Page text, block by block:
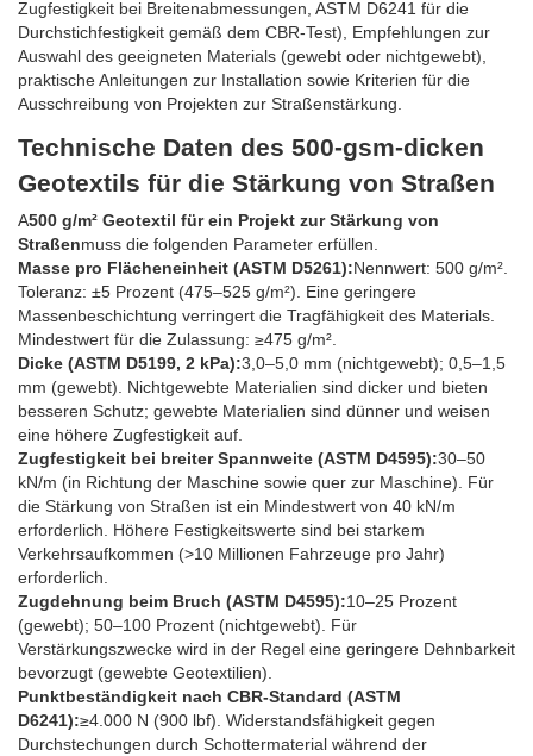
Zugfestigkeit bei Breitenabmessungen, ASTM D6241 für die
Durchstichfestigkeit gemäß dem CBR-Test), Empfehlungen zur
Auswahl des geeigneten Materials (gewebt oder nichtgewebt),
praktische Anleitungen zur Installation sowie Kriterien für die
Ausschreibung von Projekten zur Straßenstärkung.
Technische Daten des 500-gsm-dicken
Geotextils für die Stärkung von Straßen
A500 g/m² Geotextil für ein Projekt zur Stärkung von
Straßenmuss die folgenden Parameter erfüllen.
Masse pro Flächeneinheit (ASTM D5261):Nennwert: 500 g/m².
Toleranz: ±5 Prozent (475–525 g/m²). Eine geringere
Massenbeschichtung verringert die Tragfähigkeit des Materials.
Mindestwert für die Zulassung: ≥475 g/m².
Dicke (ASTM D5199, 2 kPa):3,0–5,0 mm (nichtgewebt); 0,5–1,5
mm (gewebt). Nichtgewebte Materialien sind dicker und bieten
besseren Schutz; gewebte Materialien sind dünner und weisen
eine höhere Zugfestigkeit auf.
Zugfestigkeit bei breiter Spannweite (ASTM D4595):30–50
kN/m (in Richtung der Maschine sowie quer zur Maschine). Für
die Stärkung von Straßen ist ein Mindestwert von 40 kN/m
erforderlich. Höhere Festigkeitswerte sind bei starkem
Verkehrsaufkommen (>10 Millionen Fahrzeuge pro Jahr)
erforderlich.
Zugdehnung beim Bruch (ASTM D4595):10–25 Prozent
(gewebt); 50–100 Prozent (nichtgewebt). Für
Verstärkungszwecke wird in der Regel eine geringere Dehnbarkeit
bevorzugt (gewebte Geotextilien).
Punktbeständigkeit nach CBR-Standard (ASTM
D6241):≥4.000 N (900 lbf). Widerstandsfähigkeit gegen
Durchstechungen durch Schottermaterial während der